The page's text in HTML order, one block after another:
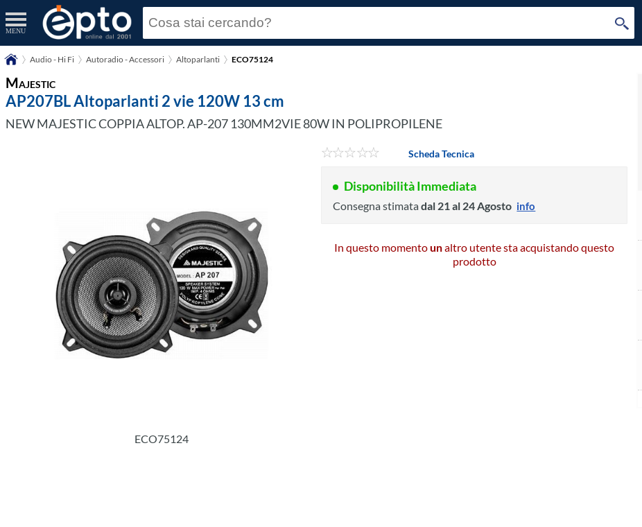
MENU
Audio - Hi Fi Autoradio - Accessori Altoparlanti ECO75124
Majestic
AP207BL Altoparlanti 2 vie 120W 13 cm
NEW MAJESTIC COPPIA ALTOP. AP-207 130MM2VIE 80W IN POLIPROPILENE
ECO75124
Scheda Tecnica
Disponibilità Immediata
Consegna stimatadal 21 al 24 Agosto info
In questo momentounaltro utente sta acquistando questo
prodotto